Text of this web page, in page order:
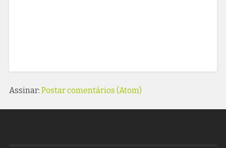
Assinar: Postar comentários (Atom)